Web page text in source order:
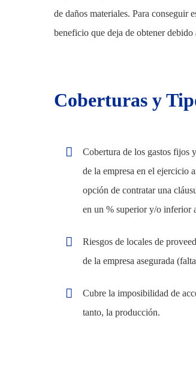
de daños materiales. Para conseguir
beneficio que deja de obtener
Coberturas y
Cobertura de los gastos fijos
de la empresa en el ejercicio
opción de contratar una
en un % superior y/o inferior
Riesgos de locales de
de la empresa asegurada
Cubre la imposibilidad de
tanto, la producción.